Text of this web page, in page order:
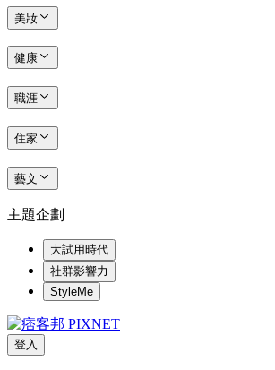
美妝
健康
職涯
住家
藝文
主題企劃
大試用時代
社群影響力
StyleMe
登入